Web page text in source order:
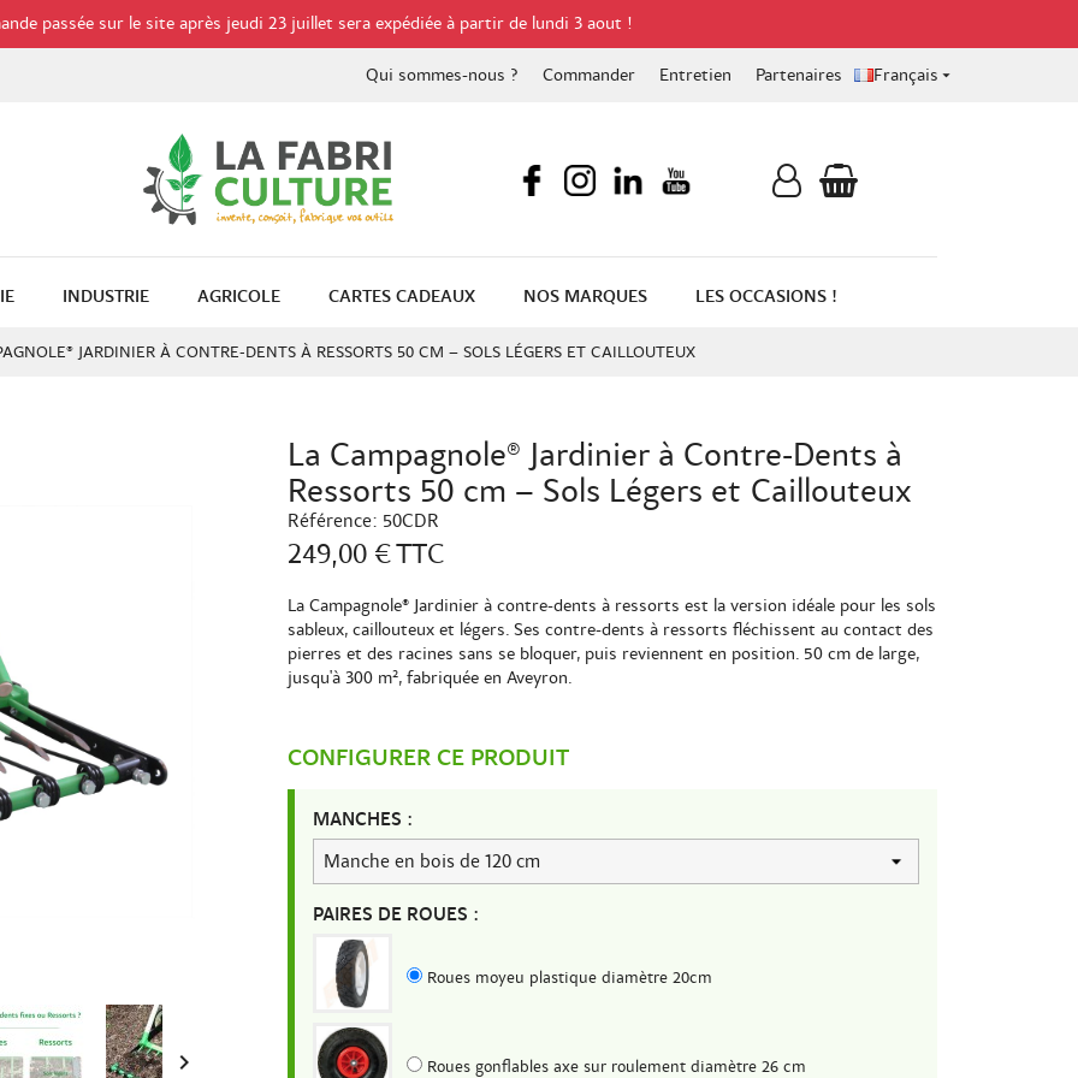
passée sur le site après jeudi 23 juillet sera expédiée à partir de lundi 3 aout !
Qui sommes-nous ? Commander Entretien Partenaires Français
INDUSTRIE AGRICOLE CARTES CADEAUX NOS MARQUES LES OCCASIONS !
JARDINIER À CONTRE-DENTS À RESSORTS 50 CM – SOLS LÉGERS ET CAILLOUTEUX

La Campagnole® Jardinier à Contre-Dents à
Ressorts 50 cm – Sols Légers et Caillouteux
Référence: 50CDR
249,00 €TTC
La Campagnole® Jardinier à contre-dents à ressorts est la version idéale pour les sols
sableux, caillouteux et légers. Ses contre-dents à ressorts fléchissent au contact des
pierres et des racines sans se bloquer, puis reviennent en position. 50 cm de large,
jusqu'à 300 m², fabriquée en Aveyron.
CONFIGURER CE PRODUIT
MANCHES :
PAIRES DE ROUES :
Roues moyeu plastique diamètre 20cm
Roues gonflables axe sur roulement diamètre 26 cm